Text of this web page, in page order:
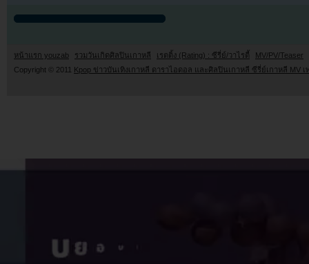
หน้าแรก youzab รวมวันเกิดศิลปินเกาหลี เรตติ้ง (Rating) : ซีรี่ย์/วาไรตี้
MV/PV/Teaser
Copyright © 2011 Kpop ข่าวบันเทิงเกาหลี ดาราไอดอล และศิลปินเกาหลี ซีรี่ย์เกาหลี MV